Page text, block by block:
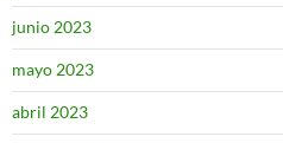
junio 2023
mayo 2023
abril 2023